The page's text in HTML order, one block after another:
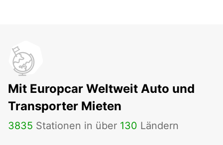
Mit Europcar Weltweit Auto und
Transporter Mieten
3835 Stationen in über 130 Ländern